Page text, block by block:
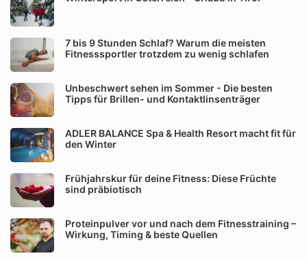
7 bis 9 Stunden Schlaf? Warum die meisten
Fitnesssportler trotzdem zu wenig schlafen
Unbeschwert sehen im Sommer - Die besten
Tipps für Brillen- und Kontaktlinsenträger
ADLER BALANCE Spa & Health Resort macht fit für
den Winter
Frühjahrskur für deine Fitness: Diese Früchte
sind präbiotisch
Proteinpulver vor und nach dem Fitnesstraining –
Wirkung, Timing & beste Quellen